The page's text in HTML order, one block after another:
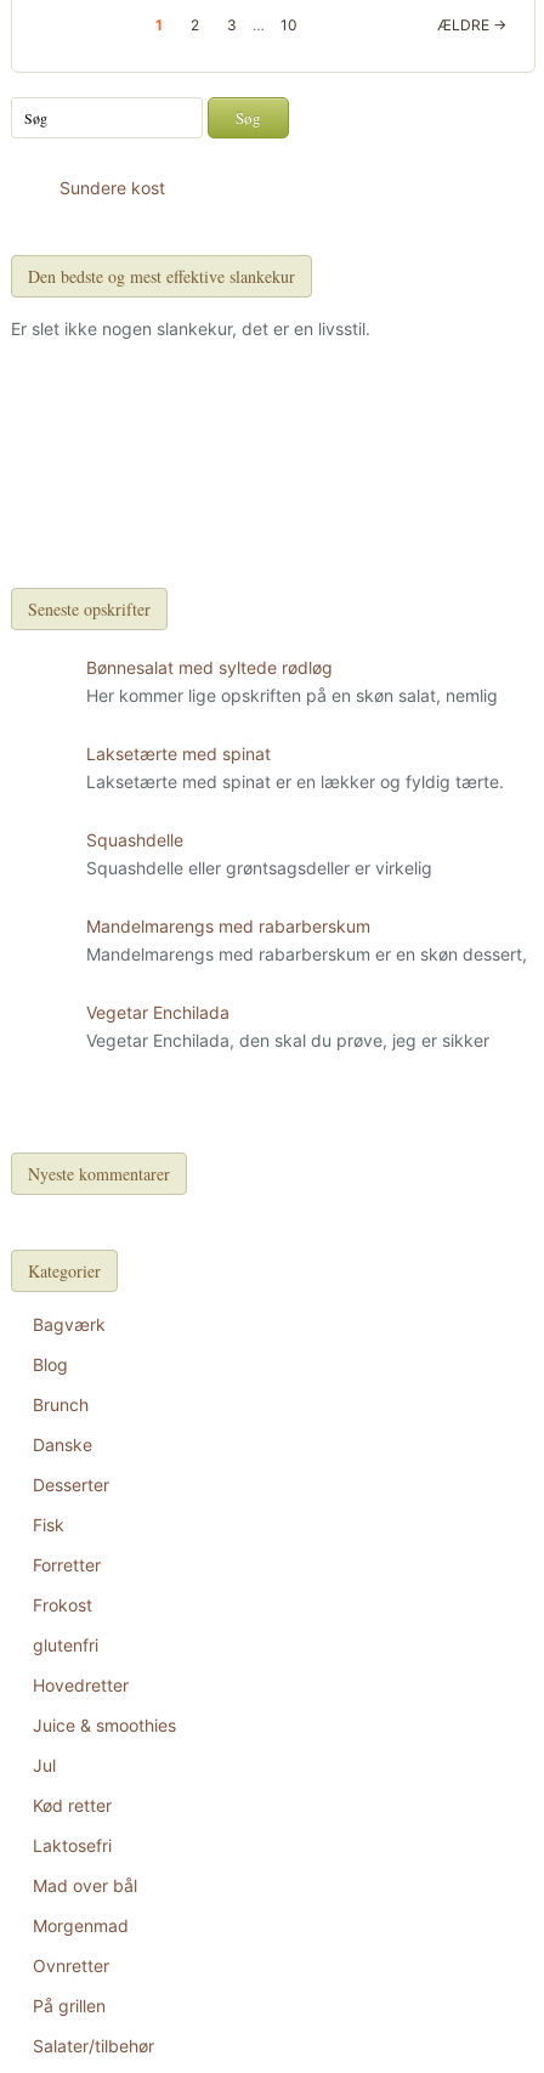
1 2 3 … 10 ÆLDRE →
Sundere kost
Den bedste og mest effektive slankekur
Er slet ikke nogen slankekur, det er en livsstil.
Seneste opskrifter
Bønnesalat med syltede rødløg
Her kommer lige opskriften på en skøn salat, nemlig
Laksetærte med spinat
Laksetærte med spinat er en lækker og fyldig tærte.
Squashdelle
Squashdelle eller grøntsagsdeller er virkelig
Mandelmarengs med rabarberskum
Mandelmarengs med rabarberskum er en skøn dessert,
Vegetar Enchilada
Vegetar Enchilada, den skal du prøve, jeg er sikker
Nyeste kommentarer
Kategorier
Bagværk
Blog
Brunch
Danske
Desserter
Fisk
Forretter
Frokost
glutenfri
Hovedretter
Juice & smoothies
Jul
Kød retter
Laktosefri
Mad over bål
Morgenmad
Ovnretter
På grillen
Salater/tilbehør